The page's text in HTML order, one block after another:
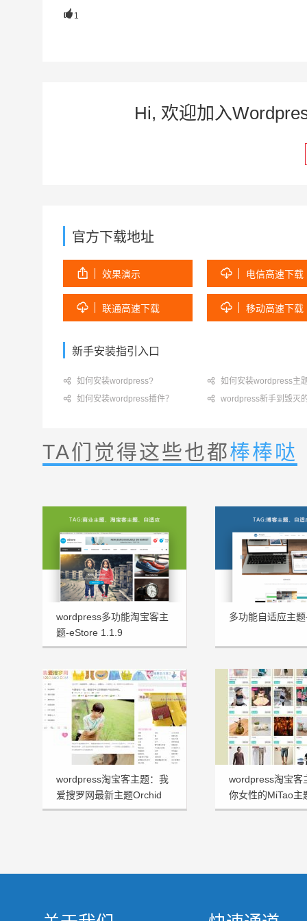
 1
Hi, 欢迎加入
官方下载地址
 效果演示  电信高速下载
 联通高速下载  移动高速下载
新手安装指引入口
 如何安装wordpress?  如何安装wordpress主
 如何安装wordpress插件？  wordpress新手到毁灭
TA们觉得这些也都棒棒哒
wordpress多功能淘宝客主
题-eStore 1.1.9
多功能自适应主
wordpress淘宝客主题：我
爱搜罗网最新主题Orchid
v3.0主题分享
wordpress淘宝客
你女性的MiTao主